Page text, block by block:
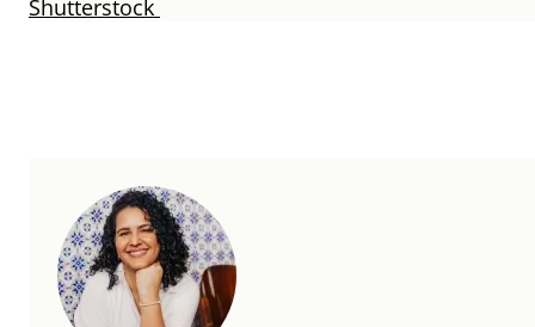
Shutterstock